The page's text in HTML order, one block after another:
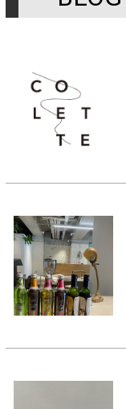
TOP
コンセプト
スタッフ
プロダクト
アクセス
採用情報